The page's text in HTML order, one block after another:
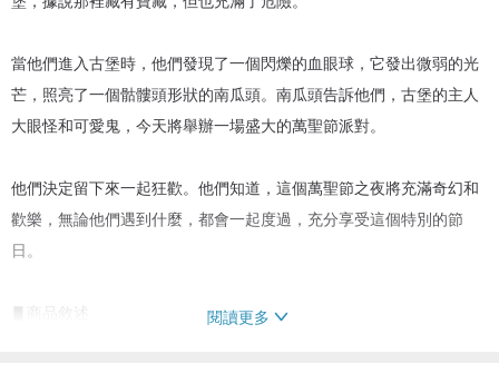
當他們進入古堡時，他們發現了一個閃爍的血眼球，它發出微弱的光
芒，照亮了一個骷髏頭形狀的南瓜頭。南瓜頭告訴他們，古堡的主人
大眼怪和可愛鬼，今天將舉辦一場盛大的萬聖節派對。
他們決定留下來一起狂歡。他們知道，這個萬聖節之夜將充滿奇幻和
歡樂，無論他們遇到什麼，都會一起度過，充分享受這個特別的節
日。
▋商品敘述
閱讀更多